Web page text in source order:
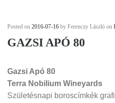
Posted on 2016-07-16 by Ferenczy László on
GAZSI APÓ 80
Gazsi Apó 80
Terra Nobilium Wineyards
Születésnapi boroscímkék